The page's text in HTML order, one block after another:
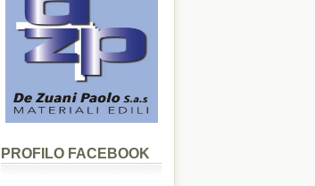
PROFILO FACEBOOK